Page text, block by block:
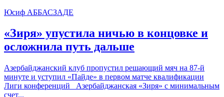
Юсиф АББАСЗАДЕ
«Зиря» упустила ничью в концовке и
осложнила путь дальше
Азербайджанский клуб пропустил решающий мяч на 87-й
минуте и уступил «Пайде» в первом матче квалификации
Лиги конференций Азербайджанская «Зиря» с минимальным
счет...